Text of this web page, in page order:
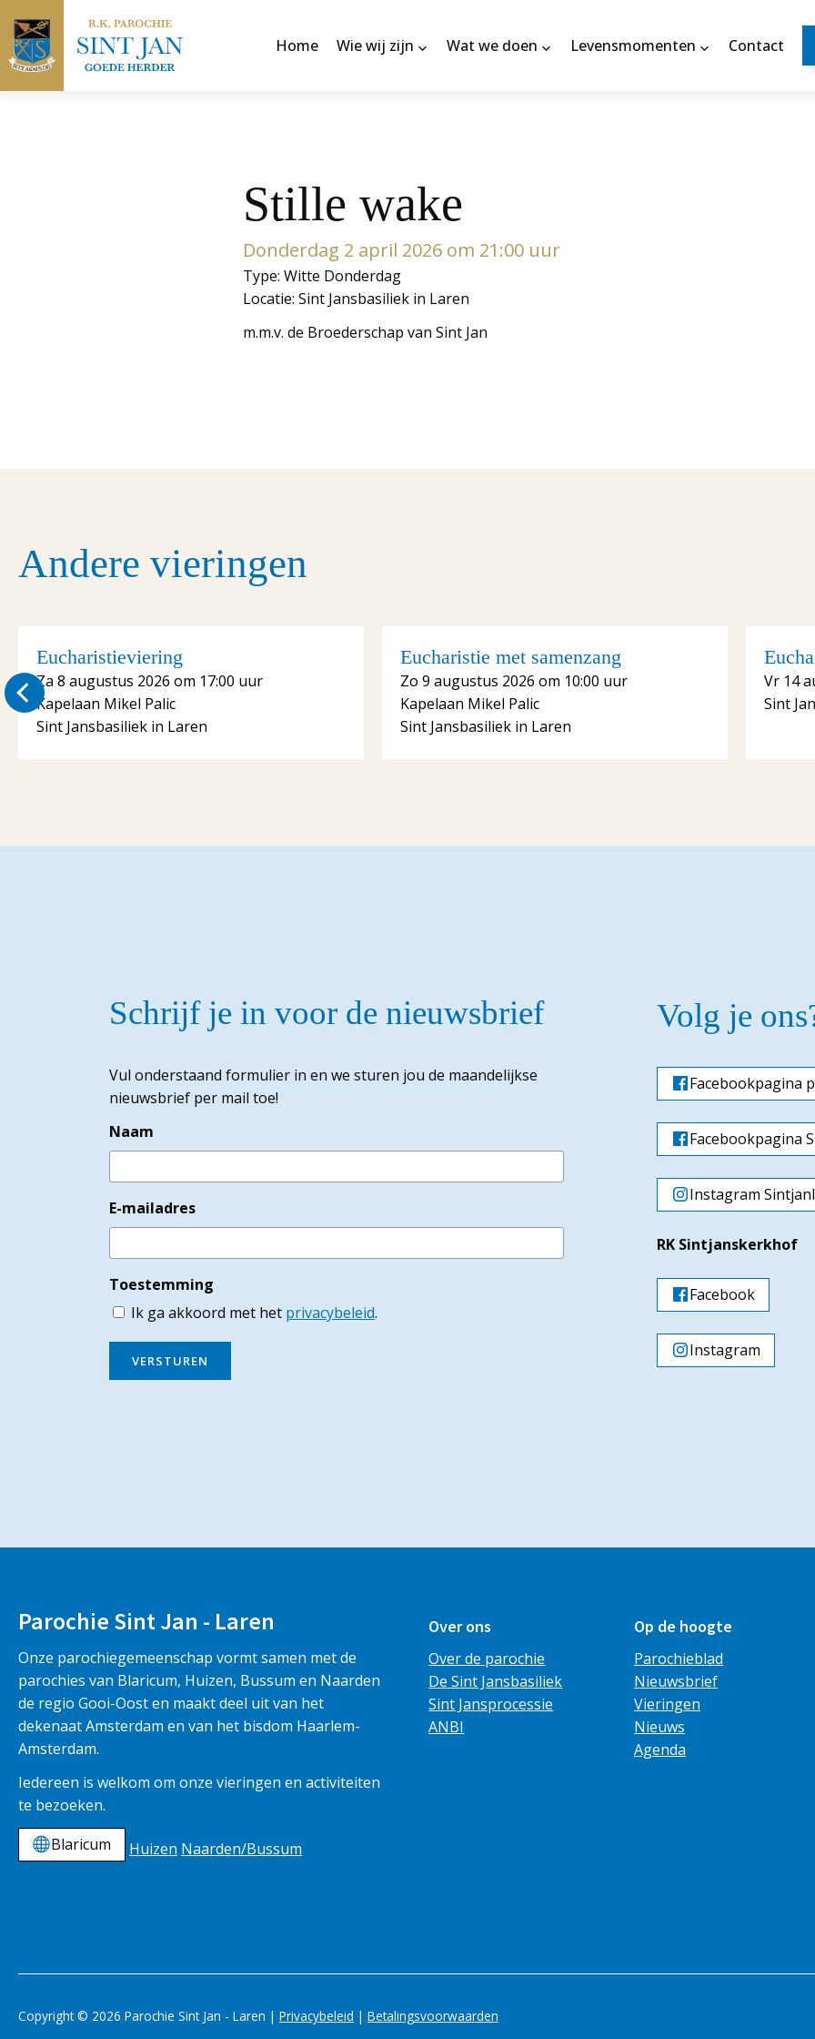
Home Wie wij zijn Wat we doen Levensmomenten Contact
Stille wake
Donderdag 2 april 2026 om 21:00 uur
Type: Witte Donderdag
Locatie: Sint Jansbasiliek in Laren
m.m.v. de Broederschap van Sint Jan
Andere vieringen
Eucharistieviering
Za 8 augustus 2026 om 17:00 uur
Kapelaan Mikel Palic
Sint Jansbasiliek in Laren
Eucharistie met samenzang
Zo 9 augustus 2026 om 10:00 uur
Kapelaan Mikel Palic
Sint Jansbasiliek in Laren
Vr 14
Sint
Schrijf je in voor de nieuwsbrief
Vul onderstaand formulier in en we sturen jou de maandelijkse
nieuwsbrief per mail toe!
Naam
E-mailadres
Toestemming
Ik ga akkoord met het privacybeleid.
VERSTUREN
Volg je
Facebookpagina
Facebookpagina
Instagram
RK Sintjanskerkhof
Facebook
Instagram
Parochie Sint Jan - Laren
Onze parochiegemeenschap vormt samen met de
parochies van Blaricum, Huizen, Bussum en Naarden
de regio Gooi-Oost en maakt deel uit van het
dekenaat Amsterdam en van het bisdom Haarlem-
Amsterdam.
Iedereen is welkom om onze vieringen en activiteiten
te bezoeken.
Blaricum
Huizen Naarden/Bussum
Over ons
Over de parochie
De Sint Jansbasiliek
Sint Jansprocessie
ANBI
Op de hoogte
Parochieblad
Nieuwsbrief
Vieringen
Nieuws
Agenda
Copyright © 2026 Parochie Sint Jan - Laren | Privacybeleid | Betalingsvoorwaarden